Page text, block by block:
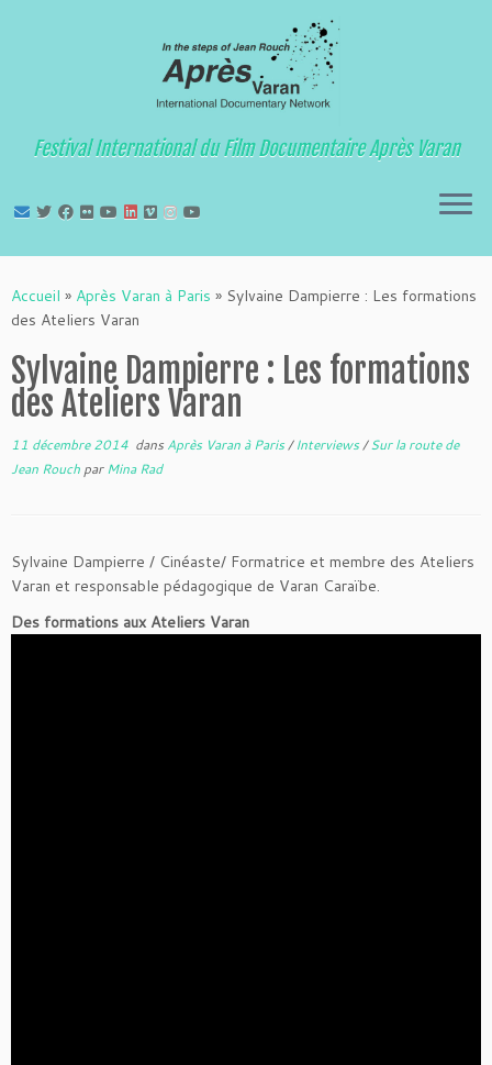
au
contenu
Festival International du Film Documentaire Après Varan
Accueil » Après Varan à Paris » Sylvaine Dampierre : Les formations
des Ateliers Varan
Sylvaine Dampierre : Les formations
des Ateliers Varan
11 décembre 2014 dans Après Varan à Paris/Interviews/Sur la route de
Jean Rouch parMina Rad
Sylvaine Dampierre / Cinéaste/ Formatrice et membre des Ateliers
Varan et responsable pédagogique de Varan Caraïbe.
Des formations aux Ateliers Varan